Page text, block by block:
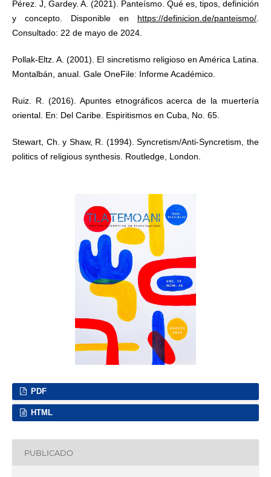
Pérez. J, Gardey. A. (2021). Panteísmo. Qué es, tipos, definición
y concepto. Disponible en https://definicion.de/panteismo/
Consultado: 22 de mayo de 2024.
Pollak-Eltz. A. (2001). El sincretismo religioso en América Latina.
Montalbán, anual. Gale OneFile: Informe Académico.
Ruiz. R. (2016). Apuntes etnográficos acerca de la muertería
oriental. En: Del Caribe. Espiritismos en Cuba, No. 65.
Stewart, Ch. y Shaw, R. (1994). Syncretism/Anti-Syncretism, the
politics of religious synthesis. Routledge, London.
PDF
HTML
PUBLICADO